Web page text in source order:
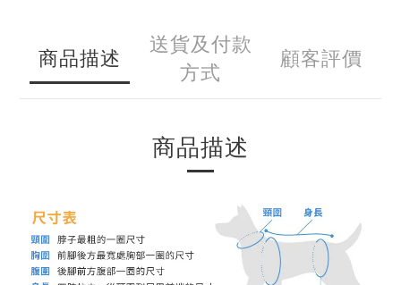
商品描述
送貨及付款
方式
顧客評價
商品描述